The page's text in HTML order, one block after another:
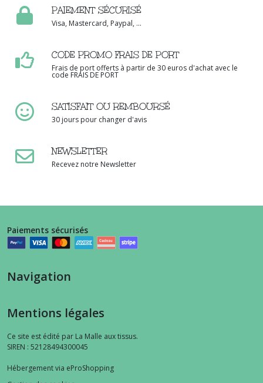
PAIEMENT SÉCURISÉ
Visa, Mastercard, Paypal, ...
CODE PROMO FRAIS DE PORT
Frais de port offerts à partir de 30 euros d'achat avec le
code FRAIS DE PORT
SATISFAIT OU REMBOURSÉ
30 jours pour changer d'avis
NEWSLETTER
Recevez notre Newsletter
Paiements sécurisés
Navigation
Mentions légales
Ce site est édité par La Malle aux tissus.
SIREN : 52128494300045
Hébergement via eProShopping